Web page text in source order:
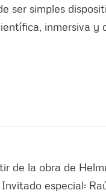
ser simples
inmersiva y
de la obra de
especial: